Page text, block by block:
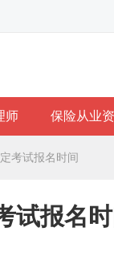
师 保险从业
考试报名时间
试报名时